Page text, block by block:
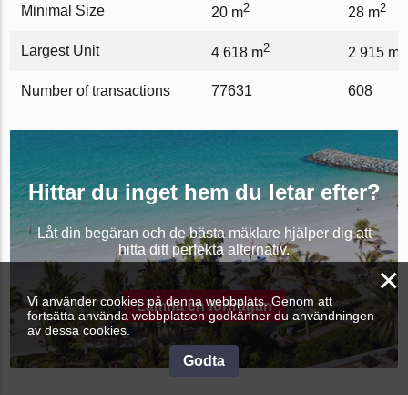
Minimal Size 20 m2 28 m2
Largest Unit 4 618 m2 2 915 m
Number of transactions 77631 608
Hittar du inget hem du letar efter?
Låt din begäran och de bästa mäklare hjälper dig att
hitta ditt perfekta alternativ.
Lämna en förfrågan
×
Vi använder cookies på denna webbplats. Genom att
fortsätta använda webbplatsen godkänner du användningen
av dessa cookies.
Godta